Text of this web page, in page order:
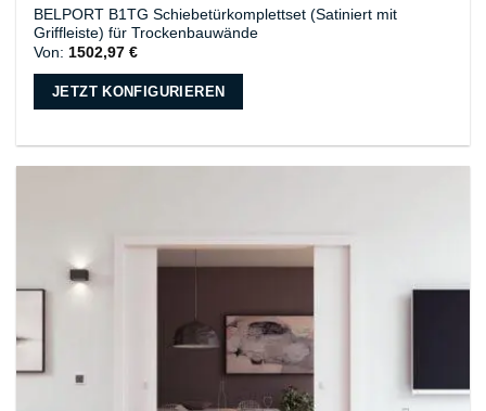
BELPORT B1TG Schiebetürkomplettset (Satiniert mit
Griffleiste) für Trockenbauwände
Von:1502,97€
JETZT KONFIGURIEREN